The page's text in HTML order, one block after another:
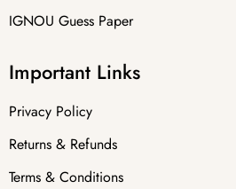
IGNOU Guess Paper
Important Links
Privacy Policy
Returns & Refunds
Terms & Conditions